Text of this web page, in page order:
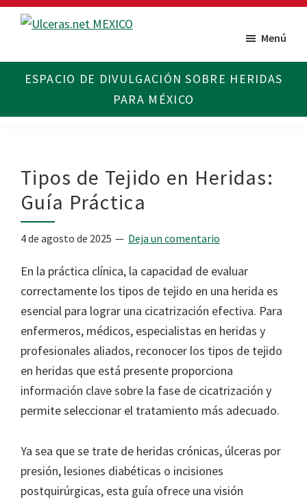
Saltar
Saltar
divulgativo
sobre
Menú
Tipos de Tejido en Heridas:
Guía Práctica
4 de agosto de 2025 Deja un comentario
En la práctica clínica, la capacidad de evaluar
correctamente los tipos de tejido en una herida es
esencial para lograr una cicatrización efectiva. Para
enfermeros, médicos, especialistas en heridas y
profesionales aliados, reconocer los tipos de tejido
en heridas que está presente proporciona
información clave sobre la fase de cicatrización y
permite seleccionar el tratamiento más adecuado.
Ya sea que se trate de heridas crónicas, úlceras por
presión, lesiones diabéticas o incisiones
postquirúrgicas, esta guía ofrece una visión